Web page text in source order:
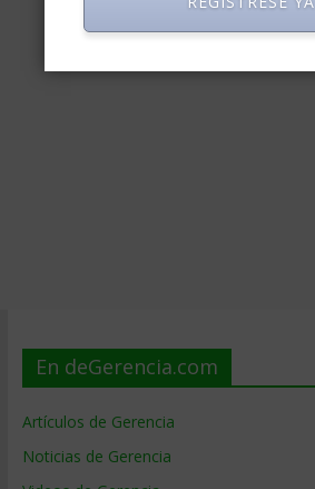
En deGerencia.com
Artículos de Gerencia
Noticias de Gerencia